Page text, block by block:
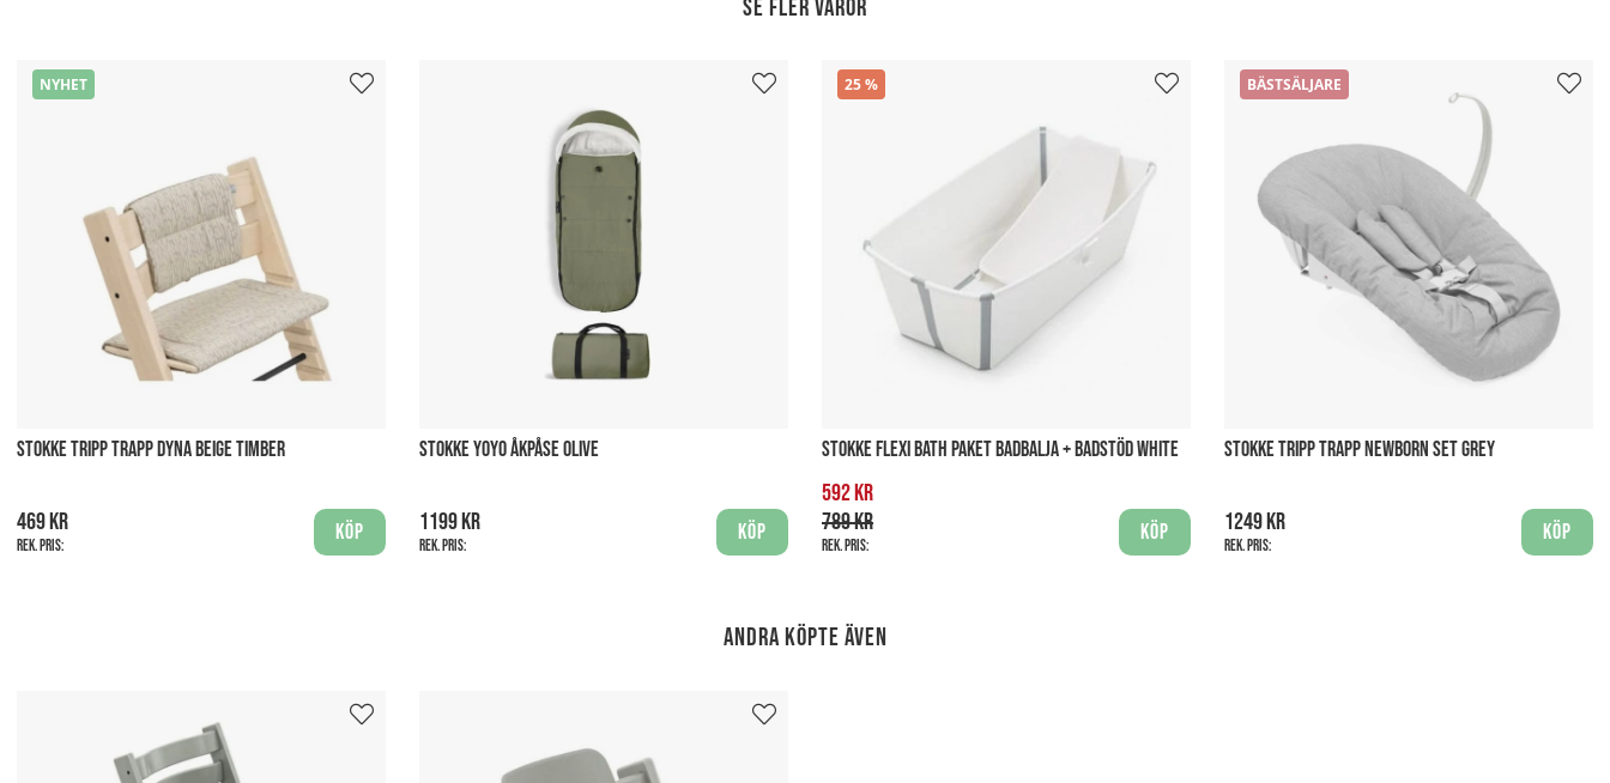
Se fler varor
NYHET
STOKKE TRIPP TRAPP DYNA BEIGE TIMBER
469 kr
Rek. pris:
Köp
STOKKE YOYO ÅKPÅSE OLIVE
1199 kr
Rek. pris:
Köp
25
STOKKE FLEXI BATH PAKET BADBALJA + BADSTÖD WHITE
592 kr
789 kr
Rek. pris:
Köp
BÄSTSÄLJARE
STOKKE TRIPP TRAPP NEWBORN SET GREY
1249 kr
Rek. pris:
Köp
Andra köpte även